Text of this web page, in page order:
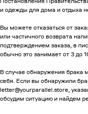
и одежды для дома и отдыха
Вы можете отказаться от
или частичного возврата
подтверждением заказа, в
обычно это занимает от 3 до
В случае обнаружения брака
себя. Если вы обнаружили
letter@yourparallel.store,
обсудим ситуацию и найдем